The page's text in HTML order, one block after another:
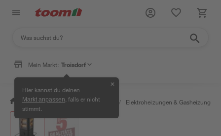
Mein Markt: Troisdorf
Hier kannst du deinen
Markt anpassen , falls er nicht
stimmt.
✕
/ Bauen & Renovieren / Heizen / Elektroheizungen & Gasheizungen